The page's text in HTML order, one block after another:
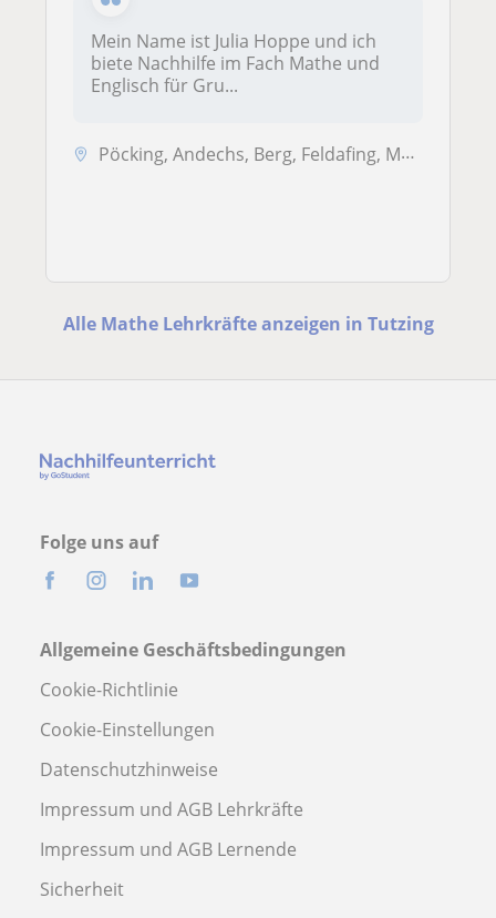
Mein Name ist Julia Hoppe und ich
biete Nachhilfe im Fach Mathe und
Englisch für Gru...
Pöcking, Andechs, Berg, Feldafing, Münsing, Starnberg, Tutzing
Alle Mathe Lehrkräfte anzeigen in Tutzing
Folge uns auf
Allgemeine Geschäftsbedingungen
Cookie-Richtlinie
Cookie-Einstellungen
Datenschutzhinweise
Impressum und AGB Lehrkräfte
Impressum und AGB Lernende
Sicherheit